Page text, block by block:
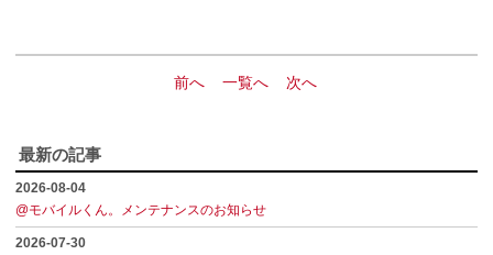
前へ 一覧へ 次へ
最新の記事
2026-08-04
@モバイルくん。メンテナンスのお知らせ
2026-07-30